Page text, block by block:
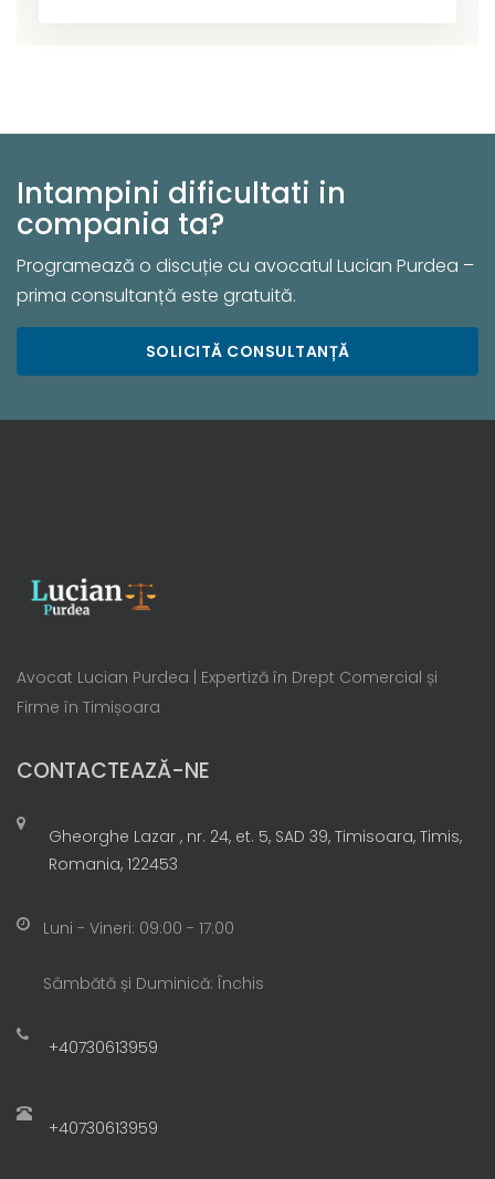
Intampini dificultati in
compania ta?
Programează o discuție cu avocatul Lucian Purdea –
prima consultanță este gratuită.
SOLICITĂ CONSULTANȚĂ
Avocat Lucian Purdea | Expertiză în Drept Comercial și
Firme în Timișoara
CONTACTEAZĂ-NE
Gheorghe Lazar , nr. 24, et. 5, SAD 39, Timisoara, Timis,
Romania, 122453
Luni - Vineri: 09:00 - 17:00
Sâmbătă și Duminică: Închis
+40730613959
+40730613959